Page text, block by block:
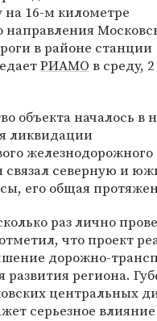
на 16-м километре
направления
в районе станции
РИАМО в среду, 2
объекта началось в
ликвидации
железнодорожного
связал северную и
его общая
раз лично
что проект
дорожно-
развития региона.
центральных
серьезное